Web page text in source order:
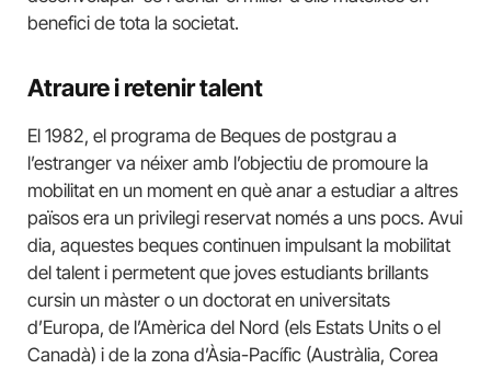
benefici de tota la societat.
Atraure i retenir talent
El 1982, el programa de Beques de postgrau a
l’estranger va néixer amb l’objectiu de promoure la
mobilitat en un moment en què anar a estudiar a altres
països era un privilegi reservat només a uns pocs. Avui
dia, aquestes beques continuen impulsant la mobilitat
del talent i permetent que joves estudiants brillants
cursin un màster o un doctorat en universitats
d’Europa, de l’Amèrica del Nord (els Estats Units o el
Canadà) i de la zona d’Àsia-Pacífic (Austràlia, Corea